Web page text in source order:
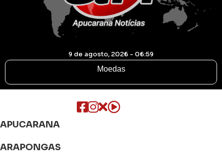
9 de agosto, 2026 - 06:59
Moedas
APUCARANA
ARAPONGAS